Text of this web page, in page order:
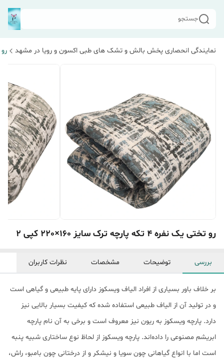
جستجو
نمایندگی انحصاری پخش بالش و تشک های طبی اکسون و رویا در مشهد
رو تختی یک نفره 4 تکه پارچه ترک سایز 160×220 کپی 2
بررسی توضیحات مشخصات نظرات کاربران
بر خلاف باور بسیاری از افراد الیاف ویسکوز دارای پایه طبیعی و گیاهی است
و در تولید آن از الیاف طبیعی استفاده شده که کیفیت بسیار بالایی نیز
دارد. پارچه ویسکوز به ریون نیز معروف است و برخی به آن نام پارچه
ابریشم مصنوعی را داده‌اند. پارچه ویسکوز از لحاظ نوع ساختاری شبیه پنبه
است اما با انواع گیاهانی چون سویا و نیشکر و از درختانی چون بامبو، راش،